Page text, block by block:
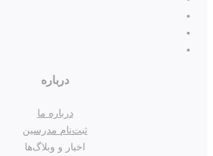
درباره
درباره ما
ثبت‌نام مدرسین
اخبار و وبلاگ‌ها